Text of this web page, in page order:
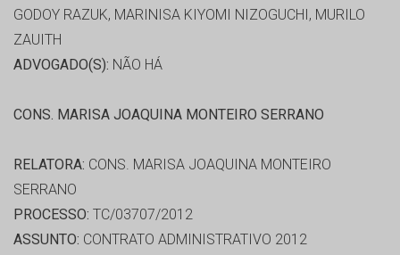
GODOY RAZUK, MARINISA KIYOMI NIZOGUCHI, MURILO
ZAUITH
ADVOGADO(S): NÃO HÁ
CONS. MARISA JOAQUINA MONTEIRO SERRANO
RELATORA: CONS. MARISA JOAQUINA MONTEIRO
SERRANO
PROCESSO: TC/03707/2012
ASSUNTO: CONTRATO ADMINISTRATIVO 2012